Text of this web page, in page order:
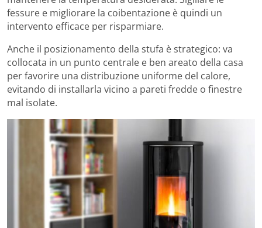
fessure e migliorare la coibentazione è quindi un
intervento efficace per risparmiare.
Anche il posizionamento della stufa è strategico: va
collocata in un punto centrale e ben areato della casa
per favorire una distribuzione uniforme del calore,
evitando di installarla vicino a pareti fredde o finestre
mal isolate.